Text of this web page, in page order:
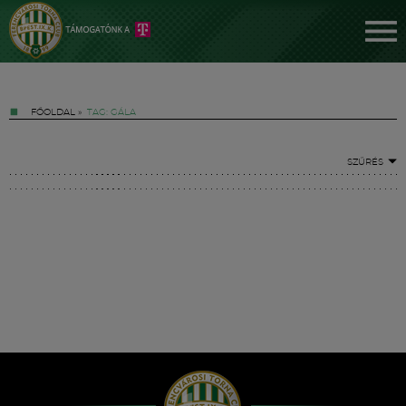
FŐOLDAL » TAG: GÁLA
SZŰRÉS
Hírek